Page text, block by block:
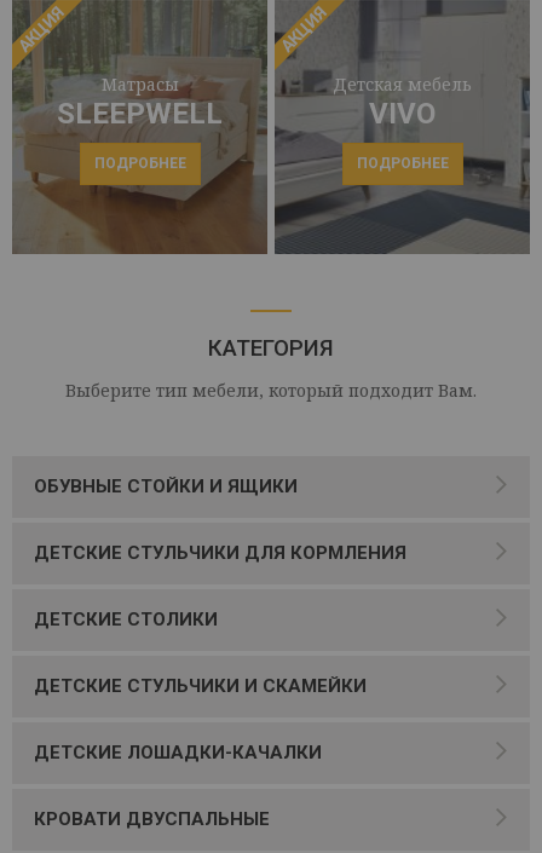
АКЦИЯ
Матрасы
SLEEPWELL
ПОДРОБНЕЕ
АКЦИЯ
Детская мебель
VIVO
ПОДРОБНЕЕ
КАТЕГОРИЯ
Выберите тип мебели, который подходит Вам.
ОБУВНЫЕ СТОЙКИ И ЯЩИКИ
ДЕТСКИЕ СТУЛЬЧИКИ ДЛЯ КОРМЛЕНИЯ
ДЕТСКИЕ СТОЛИКИ
ДЕТСКИЕ СТУЛЬЧИКИ И СКАМЕЙКИ
ДЕТСКИЕ ЛОШАДКИ-КАЧАЛКИ
КРОВАТИ ДВУСПАЛЬНЫЕ